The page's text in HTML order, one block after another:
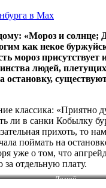
«Мороз и солнце;
как некое
мороз присутствует
людей,
остановку,
классика: «Приятно
ли в санки Кобылку
прихоть, то
поймать на
уже о том, что
за отдельную плату.
Домой